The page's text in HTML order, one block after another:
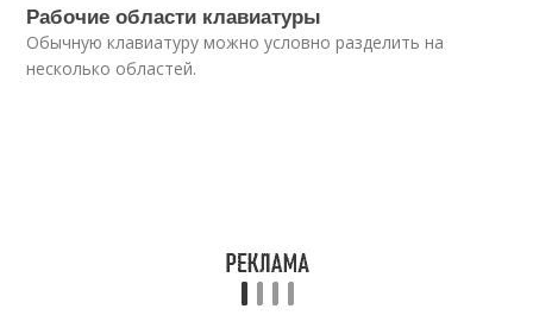
Рабочие области клавиатуры
Обычную клавиатуру можно условно разделить на
несколько областей.